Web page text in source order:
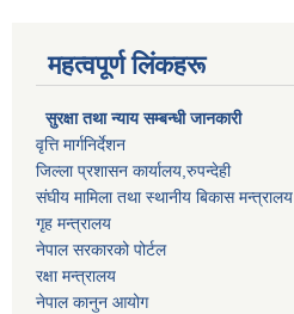
महत्वपूर्ण लिंकहरू
सुरक्षा तथा न्याय सम्बन्धी जानकारी
वृत्ति मार्गनिर्देशन
जिल्ला प्रशासन कार्यालय,रुपन्देही
संघीय मामिला तथा स्थानीय बिकास मन्त्रालय
गृह मन्त्रालय
नेपाल सरकारको पोर्टल
रक्षा मन्त्रालय
नेपाल कानुन आयोग